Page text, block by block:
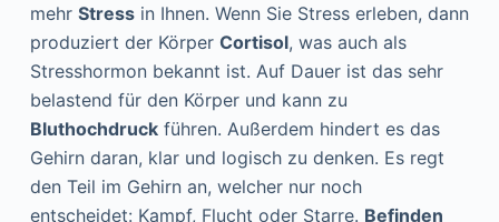
mehr Stressin Ihnen. Wenn Sie Stress erleben, dann
produziert der Körper Cortisol, was auch als
Stresshormon bekannt ist. Auf Dauer ist das sehr
belastend für den Körper und kann zu
Bluthochdruckführen. Außerdem hindert es das
Gehirn daran, klar und logisch zu denken. Es regt
den Teil im Gehirn an, welcher nur noch
entscheidet: Kampf, Flucht oder Starre. Befinden